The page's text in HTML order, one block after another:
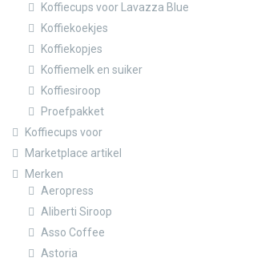
Koffiecups voor Lavazza Blue
Koffiekoekjes
Koffiekopjes
Koffiemelk en suiker
Koffiesiroop
Proefpakket
Koffiecups voor
Marketplace artikel
Merken
Aeropress
Aliberti Siroop
Asso Coffee
Astoria